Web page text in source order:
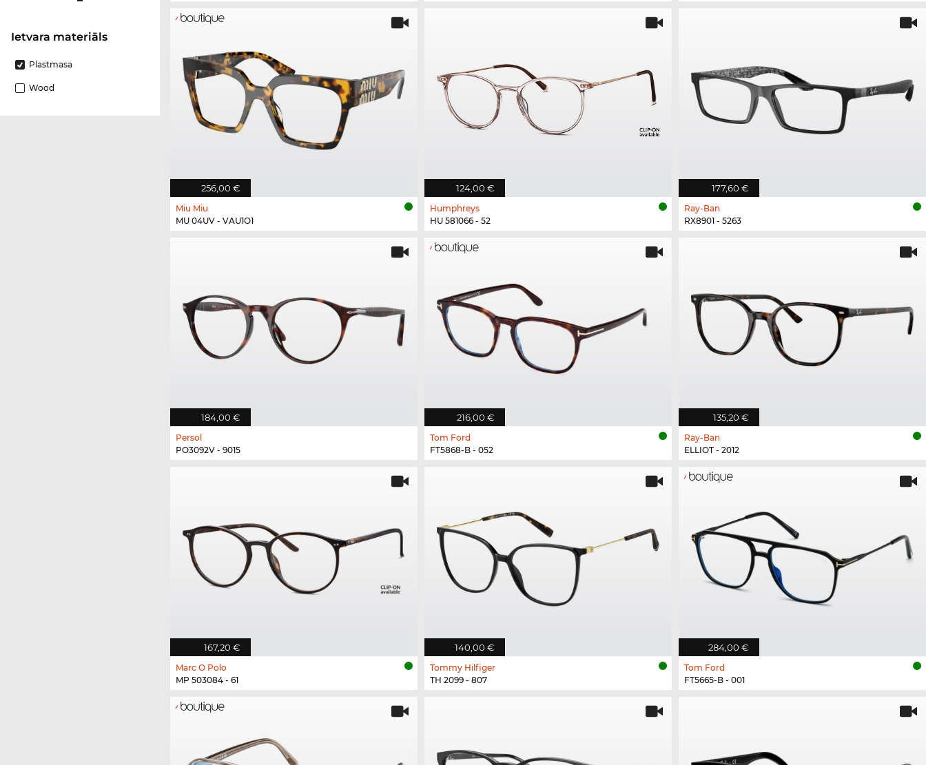
Ietvara materiāls
Plastmasa
Wood
256,00 €
Miu Miu
MU 04UV - VAU1O1
124,00 €
Humphreys
HU 581066 - 52
177,60 €
Ray-Ban
RX8901 - 5263
184,00 €
Persol
PO3092V - 9015
216,00 €
Tom Ford
FT5868-B - 052
135,20 €
Ray-Ban
ELLIOT - 2012
167,20 €
Marc O Polo
MP 503084 - 61
140,00 €
Tommy Hilfiger
TH 2099 - 807
284,00 €
Tom Ford
FT5665-B - 001